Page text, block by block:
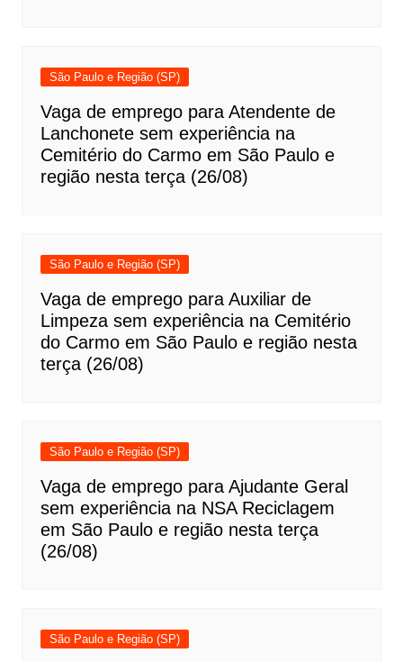
São Paulo e Região (SP)
Vaga de emprego para Atendente de
Lanchonete sem experiência na
Cemitério do Carmo em São Paulo e
região nesta terça (26/08)
São Paulo e Região (SP)
Vaga de emprego para Auxiliar de
Limpeza sem experiência na Cemitério
do Carmo em São Paulo e região nesta
terça (26/08)
São Paulo e Região (SP)
Vaga de emprego para Ajudante Geral
sem experiência na NSA Reciclagem
em São Paulo e região nesta terça
(26/08)
São Paulo e Região (SP)